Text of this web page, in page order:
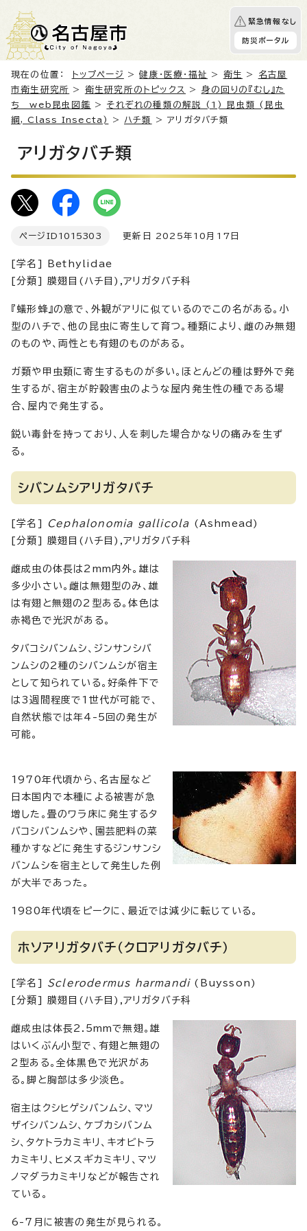
緊急情報なし
防災ポータル
現在の位置： トップページ >健康・医療・福祉 > 衛生 >
名古屋
市衛生研究所 > 衛生研究所のトピックス > 身の回りの『むし』た
ち web昆虫図鑑 > それぞれの種類の解説 (1) 昆虫類 (昆虫
綱, Class Insecta)
> ハチ類 > アリガタバチ類
アリガタバチ類
ページID 1015303 更新日 2025年10月17日
[学名] Bethylidae
[分類] 膜翅目(ハチ目),アリガタバチ科
『蟻形蜂』の意で、外観がアリに似ているのでこの名がある。小
型のハチで、他の昆虫に寄生して育つ。種類により、雌のみ無翅
のものや、両性とも有翅のものがある。
ガ類や甲虫類に寄生するものが多い。ほとんどの種は野外で発
生するが、宿主が貯穀害虫のような屋内発生性の種である場
合、屋内で発生する。
鋭い毒針を持っており、人を刺した場合かなりの痛みを生ず
る。
シバンムシアリガタバチ
[学名] Cephalonomia gallicola (Ashmead)
[分類] 膜翅目(ハチ目),アリガタバチ科
雌成虫の体長は2mm内外。雄は
多少小さい。雌は無翅型のみ、雄
は有翅と無翅の2型ある。体色は
赤褐色で光沢がある。
タバコシバンムシ、ジンサンシバ
ンムシの2種のシバンムシが宿主
として知られている。好条件下で
は3週間程度で1世代が可能で、
自然状態では年4-5回の発生が
可能。
1970年代頃から、名古屋など
日本国内で本種による被害が急
増した。畳のワラ床に発生するタ
バコシバンムシや、園芸肥料の菜
種かすなどに発生するジンサンシ
バンムシを宿主として発生した例
が大半であった。
1980年代頃をピークに、最近では減少に転じている。
ホソアリガタバチ（クロアリガタバチ）
[学名] Sclerodermus harmandi(Buysson)
[分類] 膜翅目(ハチ目),アリガタバチ科
雌成虫は体長2.5mmで無翅。雄
はいくぶん小型で、有翅と無翅の
2型ある。全体黒色で光沢があ
る。脚と胸部は多少淡色。
宿主はクシヒゲシバンムシ、マツ
ザイシバンムシ、ケブカシバンム
シ、タケトラカミキリ、キオビトラ
カミキリ、ヒメスギカミキリ、マツ
ノマダラカミキリなどが報告され
ている。
6-7月に被害の発生が見られる。